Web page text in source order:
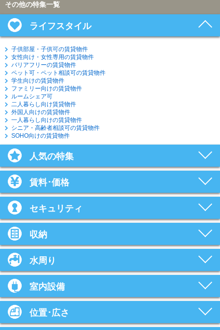
その他の特集一覧
ライフスタイル
子供部屋・子供可の賃貸物件
女性向け・女性専用の賃貸物件
バリアフリーの賃貸物件
ペット可・ペット相談可の賃貸物件
学生向けの賃貸物件
ファミリー向けの賃貸物件
ルームシェア可
二人暮らし向け賃貸物件
外国人向けの賃貸物件
一人暮らし向けの賃貸物件
シニア・高齢者相談可の賃貸物件
SOHO向けの賃貸物件
人気の特集
賃料･価格
セキュリティ
収納
水周り
室内設備
位置･広さ